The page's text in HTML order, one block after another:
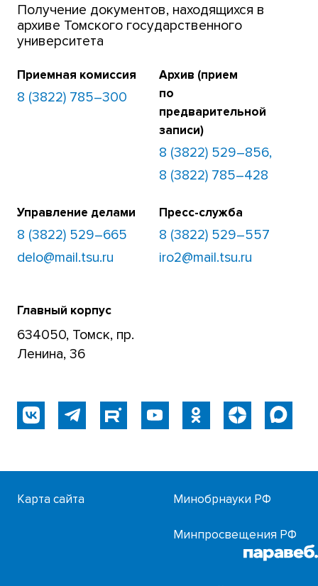
Получение документов, находящихся в
архиве Томского государственного
университета
Приемная комиссия
8 (3822) 785–300
Архив (прием
по
предварительной
записи)
8 (3822) 529–856,
8 (3822) 785–428
Управление делами
8 (3822) 529–665
delo@mail.tsu.ru
Пресс-служба
8 (3822) 529–557
iro2@mail.tsu.ru
Главный корпус
634050, Томск, пр.
Ленина, 36
Карта сайта Минобрнауки РФ
Минпросвещения РФ